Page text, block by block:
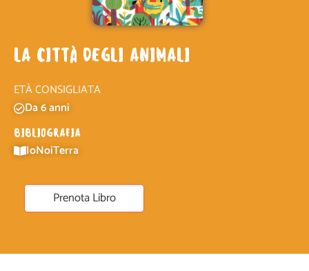
LA CITTÀ DEGLI ANIMALI
ETÀ CONSIGLIATA
Da 6 anni
BIBLIOGRAFIA
IoNoiTerra
Prenota Libro